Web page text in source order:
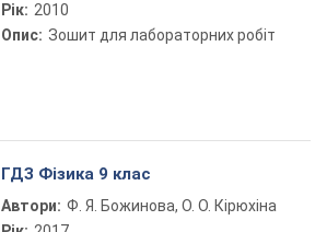
Рік: 2010
Опис: Зошит для лабораторних робіт
ГДЗ Фізика 9 клас
Автори: Ф. Я. Божинова, О. О. Кірюхіна